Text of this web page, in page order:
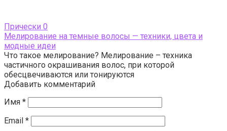
Прически 0
Мелирование на темные волосы — техники, цвета и
модные идеи
Что такое мелирование? Мелирование – техника
частичного окрашивания волос, при которой
обесцвечиваются или тонируются
Добавить комментарий
Имя *
Email *